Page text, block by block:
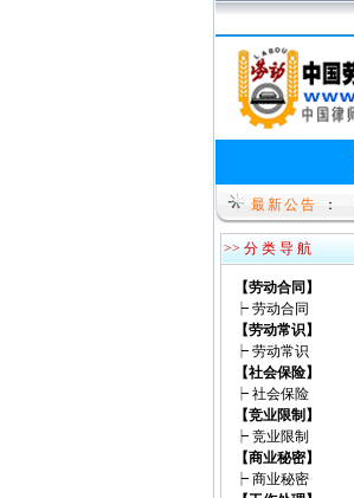
最新公告 ：
>> 分 类 导 航
【劳动合同】
┝ 劳动合同
【劳动常识】
┝ 劳动常识
【社会保险】
┝ 社会保险
【竞业限制】
┝ 竞业限制
【商业秘密】
┝ 商业秘密